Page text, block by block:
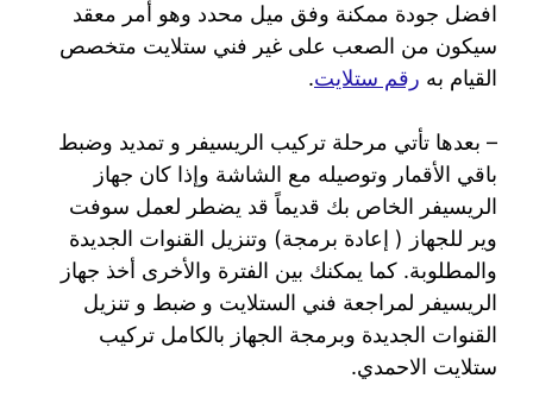
افضل جودة ممكنة وفق ميل محدد وهو أمر معقد
سيكون من الصعب على غير فني ستلايت متخصص
القيام به رقم ستلايت.
– بعدها تأتي مرحلة تركيب الريسيفر و تمديد وضبط
باقي الأقمار وتوصيله مع الشاشة وإذا كان جهاز
الريسيفر الخاص بك قديماً قد يضطر لعمل سوفت
وير للجهاز ( إعادة برمجة) وتنزيل القنوات الجديدة
والمطلوبة. كما يمكنك بين الفترة والأخرى أخذ جهاز
الريسيفر لمراجعة فني الستلايت و ضبط و تنزيل
القنوات الجديدة وبرمجة الجهاز بالكامل تركيب
ستلايت الاحمدي.